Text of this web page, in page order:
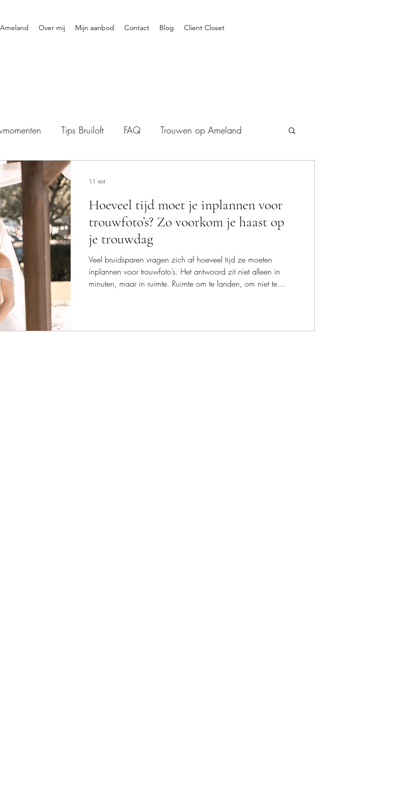
Ameland Over mij Mijn aanbod Contact Blog Client Closet
Tips Bruiloft FAQ Trouwen op Ameland
Hoeveel tijd moet je inplannen voor
trouwfoto’s? Zo voorkom je haast op
je trouwdag
Veel bruidsparen vragen zich af hoeveel tijd ze moeten
inplannen voor trouwfoto’s. Het antwoord zit niet alleen in
minuten, maar in ruimte. Ruimte om te landen, om niet te
ontspannen planning het verschil maakt op je trouwdag.
11 mrt